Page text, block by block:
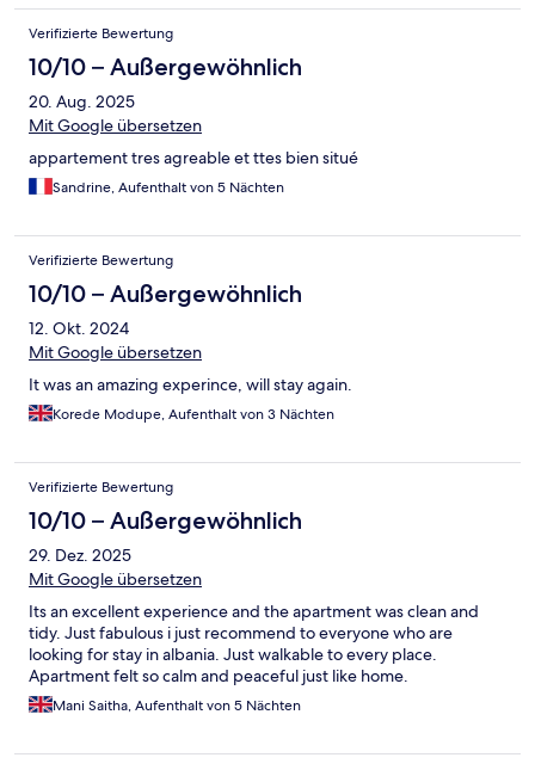
Verifizierte Bewertung
10/10 – Außergewöhnlich
20. Aug. 2025
Mit Google übersetzen
appartement tres agreable et ttes bien situé
Sandrine, Aufenthalt von 5 Nächten
Verifizierte Bewertung
10/10 – Außergewöhnlich
12. Okt. 2024
Mit Google übersetzen
It was an amazing experince, will stay again.
Korede Modupe, Aufenthalt von 3 Nächten
Verifizierte Bewertung
10/10 – Außergewöhnlich
29. Dez. 2025
Mit Google übersetzen
Its an excellent experience and the apartment was clean and
tidy. Just fabulous i just recommend to everyone who are
looking for stay in albania. Just walkable to every place.
Apartment felt so calm and peaceful just like home.
Mani Saitha, Aufenthalt von 5 Nächten